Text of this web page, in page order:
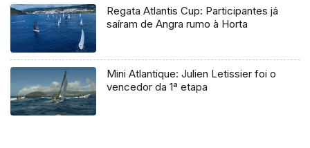
Regata Atlantis Cup: Participantes já
saíram de Angra rumo à Horta
Mini Atlantique: Julien Letissier foi o
vencedor da 1ª etapa